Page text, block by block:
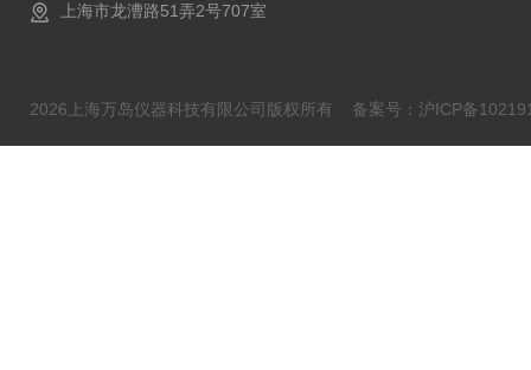
上海市龙漕路51弄2号707室
2026上海万岛仪器科技有限公司版权所有 备案号：沪ICP备